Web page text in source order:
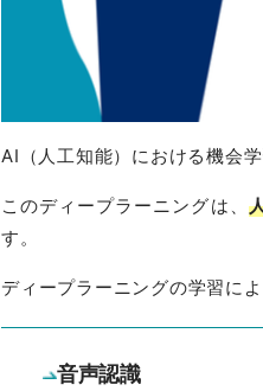
AI（人工知能）における機会
このディープラーニングは、
す。
ディープラーニングの学習に
音声認識